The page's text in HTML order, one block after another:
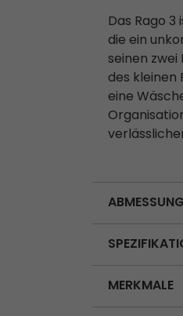
Das Rago
die ein
seinen
des kleinen
eine
MERKMALE